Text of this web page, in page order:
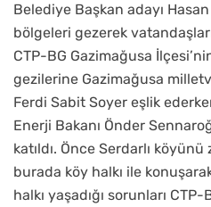
Belediye Başkan adayı
bölgeleri gezerek
CTP-BG Gazimağusa
gezilerine Gazimağusa
Ferdi Sabit Soyer eşlik
Enerji Bakanı Önder
katıldı. Önce Serdarlı
burada köy halkı ile
halkı yaşadığı sorunları CTP-